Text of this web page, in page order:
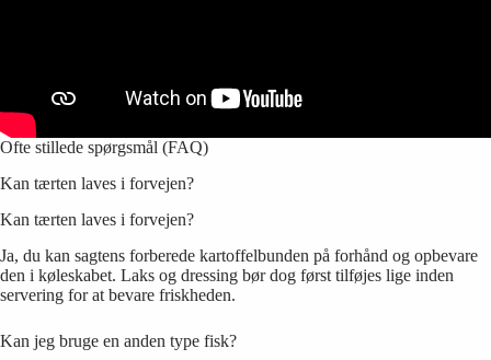
Ofte stillede spørgsmål (FAQ)
Kan tærten laves i forvejen?
Kan tærten laves i forvejen?
Ja, du kan sagtens forberede kartoffelbunden på forhånd og opbevare
den i køleskabet. Laks og dressing bør dog først tilføjes lige inden
servering for at bevare friskheden.
Kan jeg bruge en anden type fisk?